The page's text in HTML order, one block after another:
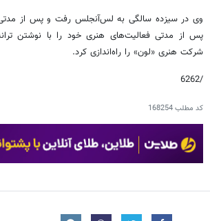
وی در سیزده سالگی به لس‌آنجلس رفت و پس از مدتی
پس از مدتی فعالیت‌های هنری خود را با نوشتن
شرکت هنری «لون» را راه‌اندازی کرد.
/6262
کد مطلب168254